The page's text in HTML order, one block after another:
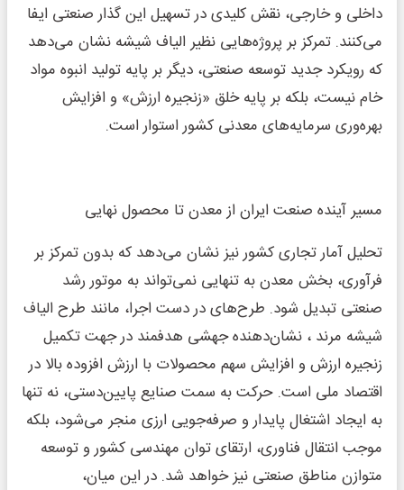
داخلی و خارجی، نقش کلیدی در تسهیل این گذار صنعتی ایفا
می‌کنند. تمرکز بر پروژه‌هایی نظیر الیاف شیشه نشان می‌دهد
که رویکرد جدید توسعه صنعتی، دیگر بر پایه تولید انبوه مواد
خام نیست، بلکه بر پایه خلق «زنجیره ارزش» و افزایش
بهره‌وری سرمایه‌های معدنی کشور استوار است.
مسیر آینده صنعت ایران از معدن تا محصول نهایی
تحلیل آمار تجاری کشور نیز نشان می‌دهد که بدون تمرکز بر
فرآوری، بخش معدن به تنهایی نمی‌تواند به موتور رشد
صنعتی تبدیل شود. طرح‌های در دست اجرا، مانند طرح الیاف
شیشه مرند ، نشان‌دهنده جهشی هدفمند در جهت تکمیل
زنجیره ارزش و افزایش سهم محصولات با ارزش افزوده بالا در
اقتصاد ملی است. حرکت به سمت صنایع پایین‌دستی، نه تنها
به ایجاد اشتغال پایدار و صرفه‌جویی ارزی منجر می‌شود، بلکه
موجب انتقال فناوری، ارتقای توان مهندسی کشور و توسعه
متوازن مناطق صنعتی نیز خواهد شد. در این میان،